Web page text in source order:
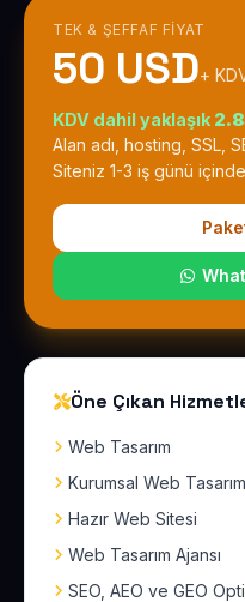
TEK & ŞEFFAF FIYAT
50 USD+
KDV dahil yaklaşık
Alan adı, hosting, SSL,
Siteniz 1-3 iş günü
Öne Çıkan
Web Tasarım
Kurumsal Web Tasarım
Hazır Web Sitesi
Web Tasarım Ajansı
SEO, AEO ve GEO